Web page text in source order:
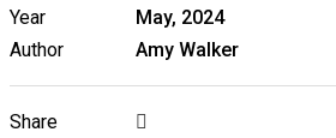
Year
May, 2024
Author
Amy Walker
Share